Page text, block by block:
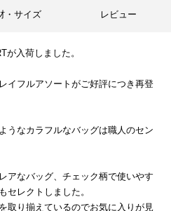
・サイズ レビュー
が入荷しました。
イフルアソートがご好評につき再登
うなカラフルなバッグは職人のセン
アなバッグ、チェック柄で使いやす
セレクトしました。
取り揃えているのでお気に入りが見